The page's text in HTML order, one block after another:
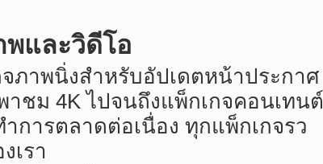
พและวิดีโอ
ภาพนิ่งสำหรับอัปเดตหน้าประกาศ
ชม 4K ไปจนถึงแพ็กเกจคอนเทนต์
การตลาดต่อเนื่อง ทุกแพ็กเกจรว
เรา